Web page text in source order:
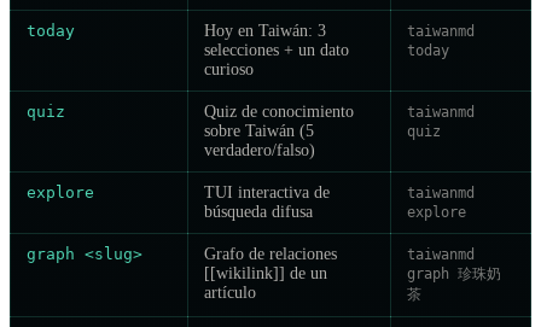
today
Hoy en Taiwán: 3
selecciones + un dato
curioso
taiwanmd
today
quiz
Quiz de conocimiento
sobre Taiwán (5
verdadero/falso)
taiwanmd
quiz
explore
TUI interactiva de
búsqueda difusa
taiwanmd
explore
graph <slug>
Grafo de relaciones
[[wikilink]] de un
artículo
taiwanmd
graph 珍珠奶
茶